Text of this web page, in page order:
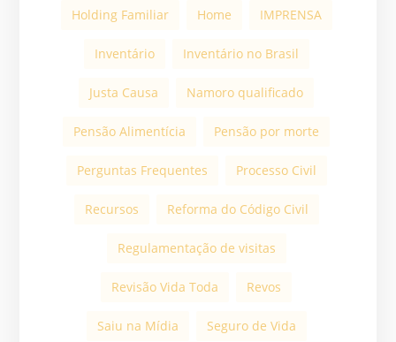
Holding Familiar Home IMPRENSA
Inventário Inventário no Brasil
Justa Causa Namoro qualificado
Pensão Alimentícia Pensão por morte
Perguntas Frequentes Processo Civil
Recursos Reforma do Código Civil
Regulamentação de visitas
Revisão Vida Toda Revos
Saiu na Mídia Seguro de Vida